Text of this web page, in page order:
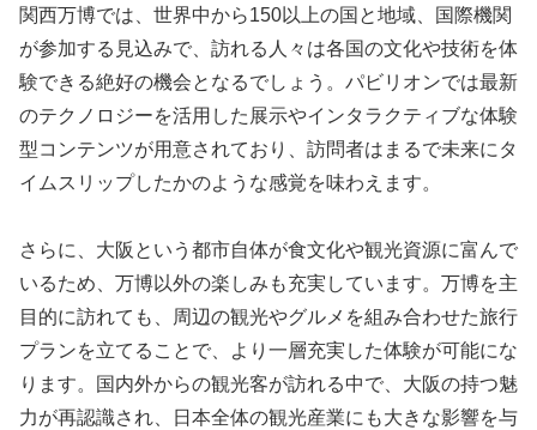
関西万博では、世界中から150以上の国と地域、国際機関
が参加する見込みで、訪れる人々は各国の文化や技術を体
験できる絶好の機会となるでしょう。パビリオンでは最新
のテクノロジーを活用した展示やインタラクティブな体験
型コンテンツが用意されており、訪問者はまるで未来にタ
イムスリップしたかのような感覚を味わえます。
さらに、大阪という都市自体が食文化や観光資源に富んで
いるため、万博以外の楽しみも充実しています。万博を主
目的に訪れても、周辺の観光やグルメを組み合わせた旅行
プランを立てることで、より一層充実した体験が可能にな
ります。国内外からの観光客が訪れる中で、大阪の持つ魅
力が再認識され、日本全体の観光産業にも大きな影響を与